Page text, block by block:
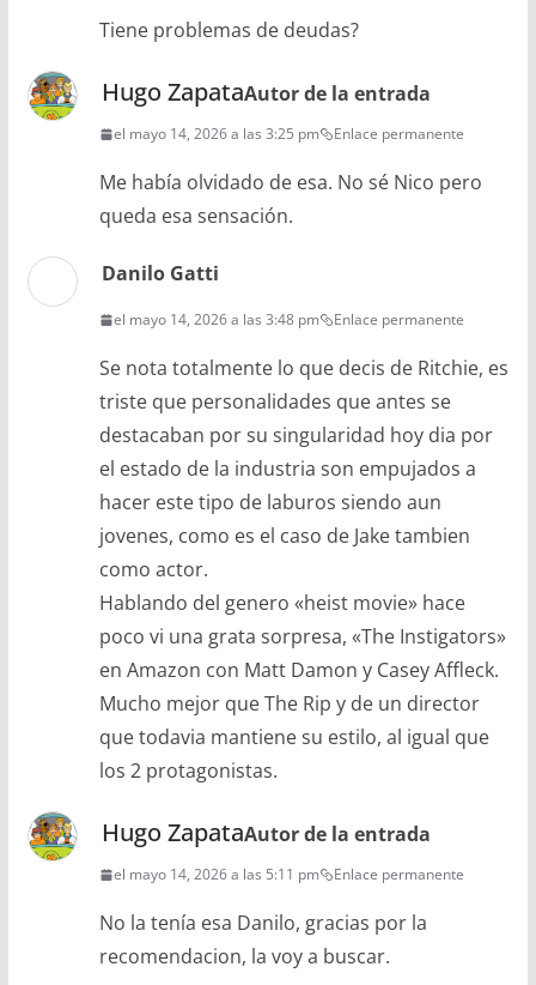
Tiene problemas de deudas?
Hugo ZapataAutor de la entrada
el mayo 14, 2026 a las 3:25 pm Enlace permanente
Me había olvidado de esa. No sé Nico pero
queda esa sensación.
Danilo Gatti
el mayo 14, 2026 a las 3:48 pm Enlace permanente
Se nota totalmente lo que decis de Ritchie, es
triste que personalidades que antes se
destacaban por su singularidad hoy dia por
el estado de la industria son empujados a
hacer este tipo de laburos siendo aun
jovenes, como es el caso de Jake tambien
como actor.
Hablando del genero «heist movie» hace
poco vi una grata sorpresa, «The Instigators»
en Amazon con Matt Damon y Casey Affleck.
Mucho mejor que The Rip y de un director
que todavia mantiene su estilo, al igual que
los 2 protagonistas.
Hugo ZapataAutor de la entrada
el mayo 14, 2026 a las 5:11 pm Enlace permanente
No la tenía esa Danilo, gracias por la
recomendacion, la voy a buscar.